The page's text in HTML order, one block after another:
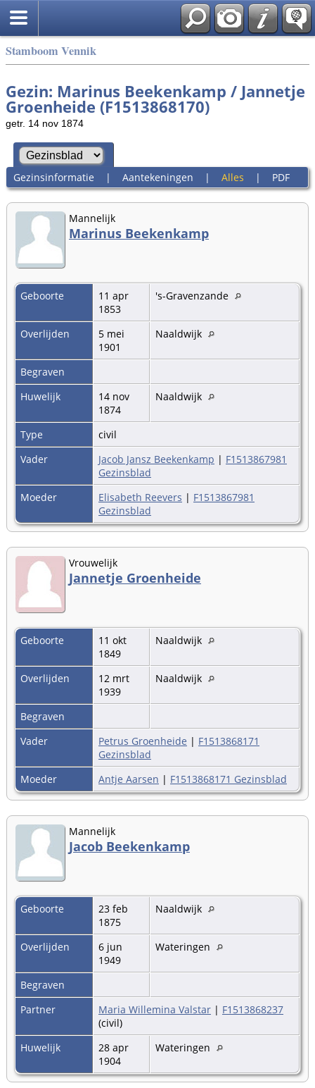
Stamboom Vennik
Gezin: Marinus Beekenkamp / Jannetje
Groenheide (F1513868170)
getr. 14 nov 1874
Gezinsinformatie | Aantekeningen | Alles | PDF
Mannelijk
Marinus Beekenkamp
Geboorte
11 apr
1853
's-Gravenzande
Overlijden
5 mei
1901
Naaldwijk
Begraven
Huwelijk
14 nov
1874
Naaldwijk
Type
civil
Vader
Jacob Jansz Beekenkamp | F1513867981
Gezinsblad
Moeder
Elisabeth Reevers | F1513867981
Gezinsblad
Vrouwelijk
Jannetje Groenheide
Geboorte
11 okt
1849
Naaldwijk
Overlijden
12 mrt
1939
Naaldwijk
Begraven
Vader
Petrus Groenheide | F1513868171
Gezinsblad
Moeder
Antje Aarsen | F1513868171 Gezinsblad
Mannelijk
Jacob Beekenkamp
Geboorte
23 feb
1875
Naaldwijk
Overlijden
6 jun
1949
Wateringen
Begraven
Partner
Maria Willemina Valstar | F1513868237
(civil)
Huwelijk
28 apr
1904
Wateringen